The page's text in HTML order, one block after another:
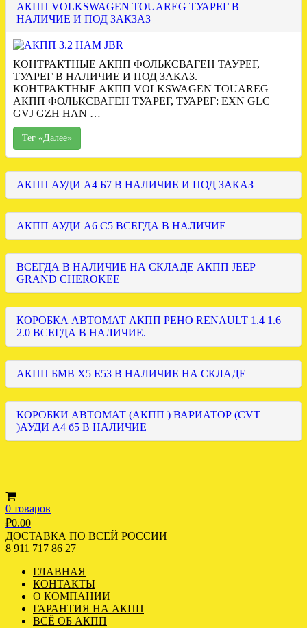
АКПП VOLKSWAGEN TOUAREG ТУАРЕГ В
НАЛИЧИЕ И ПОД ЗАКЗАЗ
КОНТРАКТНЫЕ АКПП ФОЛЬКСВАГЕН ТАУРЕГ,
ТУАРЕГ В НАЛИЧИЕ И ПОД ЗАКАЗ.
КОНТРАКТНЫЕ АКПП VOLKSWAGEN TOUAREG
АКПП ФОЛЬКСВАГЕН ТУАРЕГ, ТУАРЕГ: EXN GLC
GVJ GZH HAN …
Тег «Далее»
АКПП АУДИ А4 Б7 В НАЛИЧИЕ И ПОД ЗАКАЗ
АКПП АУДИ А6 С5 ВСЕГДА В НАЛИЧИЕ
ВСЕГДА В НАЛИЧИЕ НА СКЛАДЕ АКПП JEEP
GRAND CHEROKEE
КОРОБКА АВТОМАТ АКПП РЕНО RENAULT 1.4 1.6
2.0 ВСЕГДА В НАЛИЧИЕ.
АКПП БМВ Х5 Е53 В НАЛИЧИЕ НА СКЛАДЕ
КОРОБКИ АВТОМАТ (АКПП ) ВАРИАТОР (CVT
)АУДИ А4 б5 В НАЛИЧИЕ
0 товаров
₽0.00
ДОСТАВКА ПО ВСЕЙ РОССИИ
8 911 717 86 27
ГЛАВНАЯ
КОНТАКТЫ
О КОМПАНИИ
ГАРАНТИЯ НА АКПП
ВСЁ ОБ АКПП